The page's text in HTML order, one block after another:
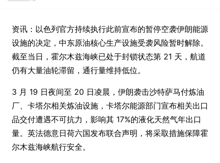
资讯：以色列官方持续执行此前宣布的暂停空袭伊朗能源
设施的决定，中东原油核心生产设施受袭风险暂时解除。
截至当日，霍尔木兹海峡已处于封锁状态第 21 天，航道
仍有大量油轮滞留，通行量维持低位。
3 月 19 日夜间至 20 日凌晨，伊朗袭击沙特萨马付炼油
厂、卡塔尔相关炼油设施，卡塔尔能源部门宣布相关出口
品交付遭遇不可抗力，影响其 17%的液化天然气年出口
量。英法德意日荷六国发布联合声明，将采取措施保障霍
尔木兹海峡航行安全。